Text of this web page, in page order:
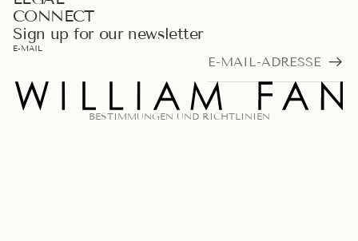
CONNECT
Sign up for our newsletter
E-MAIL
BESTIMMUNGEN UND RICHTLINIEN
AGB
IMPRESSUM
KONTAKTINFORMATIONEN